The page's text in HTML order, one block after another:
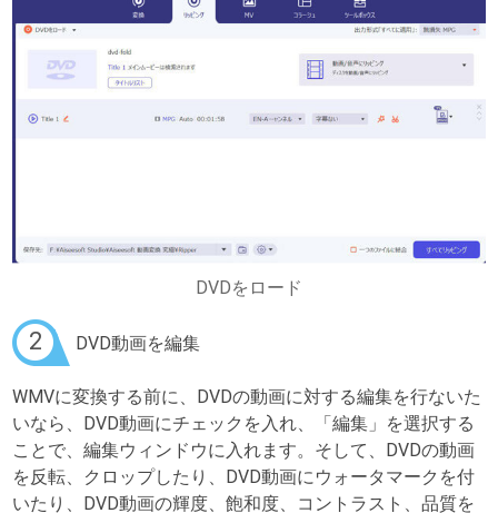
DVDをロード
2 DVD動画を編集
WMVに変換する前に、DVDの動画に対する編集を行ないた
いなら、DVD動画にチェックを入れ、「編集」を選択する
ことで、編集ウィンドウに入れます。そして、DVDの動画
を反転、クロップしたり、DVD動画にウォータマークを付
いたり、DVD動画の輝度、飽和度、コントラスト、品質を